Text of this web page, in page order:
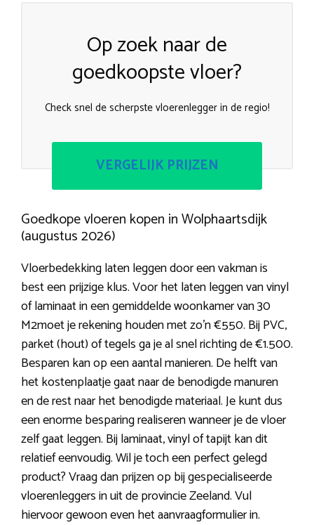
Op zoek naar de
goedkoopste vloer?
Check snel de scherpste vloerenlegger in de regio!
VERGELIJK PRIJZEN
Goedkope vloeren kopen in Wolphaartsdijk
(augustus 2026)
Vloerbedekking laten leggen door een vakman is
best een prijzige klus. Voor het laten leggen van vinyl
of laminaat in een gemiddelde woonkamer van 30
M2moet je rekening houden met zo’n €550. Bij PVC,
parket (hout) of tegels ga je al snel richting de €1.500.
Besparen kan op een aantal manieren. De helft van
het kostenplaatje gaat naar de benodigde manuren
en de rest naar het benodigde materiaal. Je kunt dus
een enorme besparing realiseren wanneer je de vloer
zelf gaat leggen. Bij laminaat, vinyl of tapijt kan dit
relatief eenvoudig. Wil je toch een perfect gelegd
product? Vraag dan prijzen op bij gespecialiseerde
vloerenleggers in uit de provincie Zeeland. Vul
hiervoor gewoon even het aanvraagformulier in.